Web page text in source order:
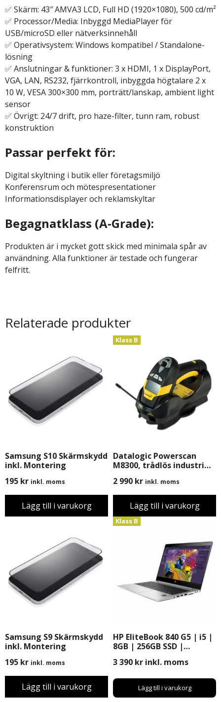
✅ Skärm: 43″ AMVA3 LCD, Full HD (1920×1080), 500 cd/m²
✅ Processor/Media: Inbyggd MediaPlayer för
USB/microSD eller nätverksinnehåll
✅ Operativsystem: Windows kompatibel / Standalone-
lösning
✅ Anslutningar & funktioner: 3 x HDMI, 1 x DisplayPort,
VGA, LAN, RS232, fjärrkontroll, inbyggda högtalare 2 x
10 W, VESA 300×300 mm, porträtt/lanskap, ambient light
sensor
✅ Övrigt: 24/7 drift, pro haze-filter, tunn ram, robust
konstruktion
Passar perfekt för:
Digital skyltning i butik eller företagsmiljö
Konferensrum och mötespresentationer
Informationsdisplayer och reklamskyltar
Begagnatklass (A-Grade):
Produkten är i mycket gott skick med minimala spår av
användning. Alla funktioner är testade och fungerar
felfritt.
Relaterade produkter
Samsung S10 Skärmskydd
inkl. Montering
195 kr inkl. moms
Lägg till i varukorg
Datalogic Powerscan
M8300, trådlös industri
Basstation/Laddare,
Begagnad, B-Grade
Klass B
2 990 kr inkl. moms
Lägg till i varukorg
Samsung S9 Skärmskydd
inkl. Montering
195 kr inkl. moms
Lägg till i varukorg
HP EliteBook 840 G5 | i5 |
8GB | 256GB SSD |
Klass B
3 390 kr inkl. moms
Lägg till i varukorg